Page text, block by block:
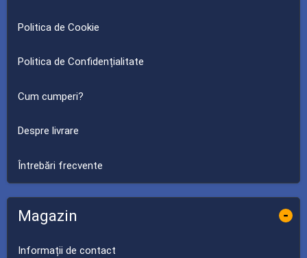
Politica de Cookie
Politica de Confidențialitate
Cum cumperi?
Despre livrare
Întrebări frecvente
Magazin -
Informații de contact